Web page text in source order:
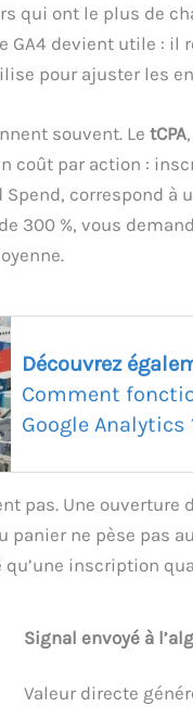
qui ont le plus de
GA4 devient utile :
pour ajuster les
souvent. Le tCPA
coût par action :
Spend, correspond
300 %, vous
Découvrez
Comment
Google Analytics
pas. Une ouverture
panier ne pèse pas
inscription
Signal envoyé à
Valeur directe